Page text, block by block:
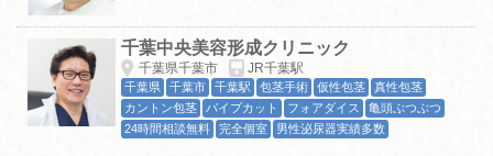
千葉中央美容形成クリニック
千葉県千葉市 JR千葉駅
千葉県 千葉市 千葉駅 包茎手術 仮性包茎
真性包茎
カントン包茎
パイプカット フォアダイス
亀頭ぶつぶつ
24時間相談無料
完全個室 男性泌尿器実績多数